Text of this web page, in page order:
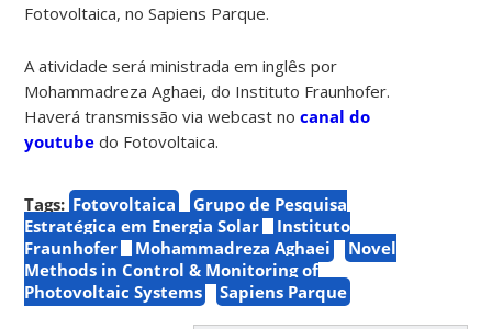
Fotovoltaica, no Sapiens Parque.
A atividade será ministrada em inglês por
Mohammadreza Aghaei, do Instituto Fraunhofer.
Haverá transmissão via webcast nocanal do
youtube do Fotovoltaica.
Tags: Fotovoltaica
Grupo de Pesquisa
Estratégica em Energia Solar
Instituto
Fraunhofer
Mohammadreza Aghaei
Novel
Methods in Control & Monitoring of
Photovoltaic Systems
Sapiens Parque